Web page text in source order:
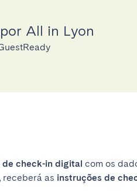
All in Lyon
check-in digital com os
receberá as instruções de